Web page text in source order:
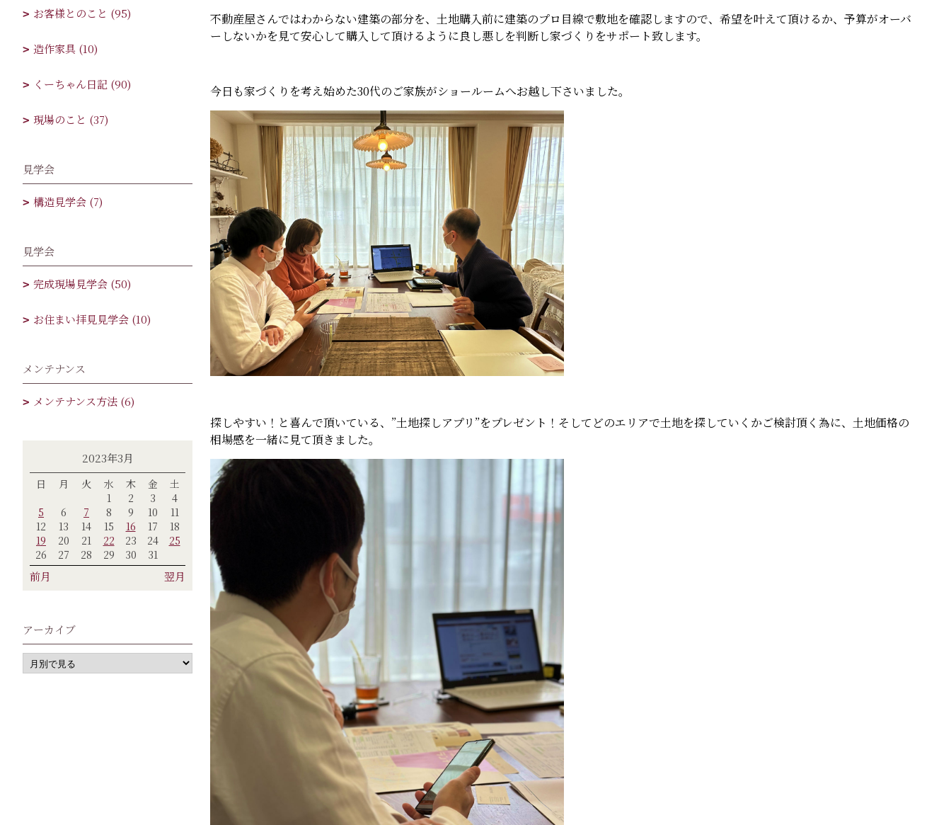
不動産屋さんではわからない建築の部分を、土地購入前に建築のプロ目線で敷地を確認しますので、希望を叶えて頂けるか、予算がオーバ
ーしないかを見て安心して購入して頂けるように良し悪しを判断し家づくりをサポート致します。
今日も家づくりを考え始めた30代のご家族がショールームへお越し下さいました。
探しやすい！と喜んで頂いている、”土地探しアプリ”をプレゼント！そしてどのエリアで土地を探していくかご検討頂く為に、土地価格の
相場感を一緒に見て頂きました。
お客様とのこと (95)
造作家具 (10)
くーちゃん日記 (90)
現場のこと (37)
見学会
構造見学会 (7)
見学会
完成現場見学会 (50)
お住まい拝見見学会 (10)
メンテナンス
メンテナンス方法 (6)
2023年3月
日 月 火 水 木 金
土
1
2 3
4
5
6 7 8 9 10
11
12
13 14 15 16 17
18
19
20 21 22 23 24
25
26
27 28 29 30 31
前月 翌月
アーカイブ